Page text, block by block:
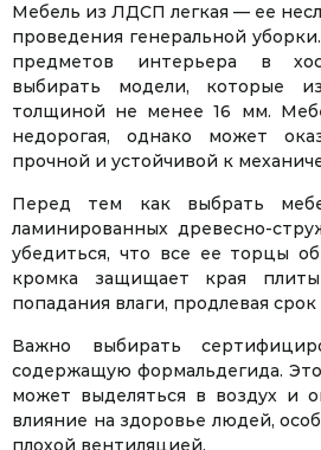
Мебель из ЛДСП легкая — ее
проведения генеральной
предметов интерьера в
выбирать модели, которые
толщиной не менее 16 мм.
недорогая, однако может
прочной и устойчивой к
Перед тем как выбрать
ламинированных древесно-
убедиться, что все ее торцы
кромка защищает края
попадания влаги, продлевая
Важно выбирать
содержащую формальдегида.
может выделяться в воздух и
влияние на здоровье людей,
плохой вентиляцией.